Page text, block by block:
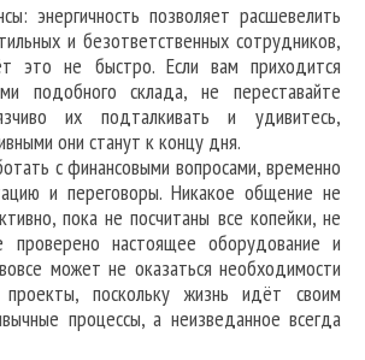
энергичность позволяет расшевелить
и безответственных сотрудников,
это не быстро. Если вам приходится
подобного склада, не переставайте
их подталкивать и удивитесь,
они станут к концу дня.
с финансовыми вопросами, временно
и переговоры. Никакое общение не
пока не посчитаны все копейки, не
проверено настоящее оборудование и
может не оказаться необходимости
поскольку жизнь идёт своим
процессы, а неизведанное всегда